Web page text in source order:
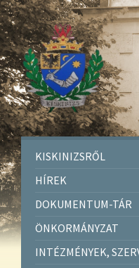
KISKINIZSRŐL
HÍREK
DOKUMENTUM-TÁR
ÖNKORMÁNYZAT
INTÉZMÉNYEK,